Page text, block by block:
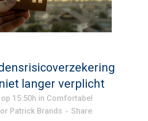
langer verplicht
15:50h in Comfortabel
Patrick Brands Share